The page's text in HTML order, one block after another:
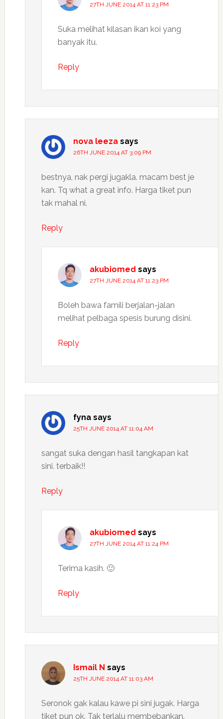
27TH JUNE 2014 AT 11:23 PM
Suka melihat kilasan ikan koi yang
banyak itu.
Reply
nova leeza says
26TH JUNE 2014 AT 3:09 PM
bestnya, nak pergi jugakla. macam best je
kan. Tq what a great info. Harga tiket pun
tak mahal ni.
Reply
akubiomed says
27TH JUNE 2014 AT 11:23 PM
Boleh bawa famili berjalan-jalan
melihat pelbaga spesis burung disini.
Reply
fyna says
25TH JUNE 2014 AT 11:04 AM
sangat suka dengan hasil tangkapan kat
sini. terbaik!!
Reply
akubiomed says
27TH JUNE 2014 AT 11:24 PM
Terima kasih. 🙂
Reply
Ismail N says
25TH JUNE 2014 AT 11:03 AM
Seronok gak kalau kawe pi sini jugak. Harga
tiket pun ok. Tak terlalu membebankan.